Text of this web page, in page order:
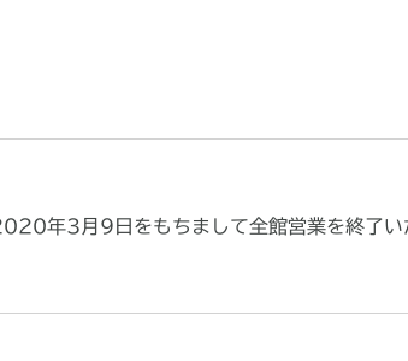
年3月9日をもちまして全館営業を終了い